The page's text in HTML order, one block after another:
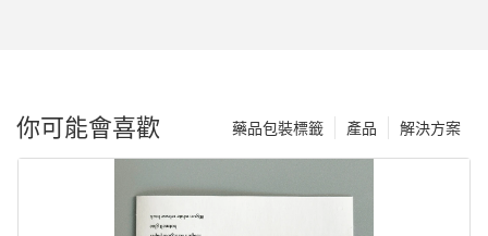
你可能會喜歡 解決方案
產品
藥品包裝標籤